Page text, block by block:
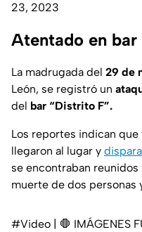
23, 2023
Atentado en
La madrugada del 29 de
León, se registró un
del bar “Distrito F”.
Los reportes indican que
llegaron al lugar y
se encontraban reunidos
muerte de dos personas
#Video | 🛑 IMÁGENES